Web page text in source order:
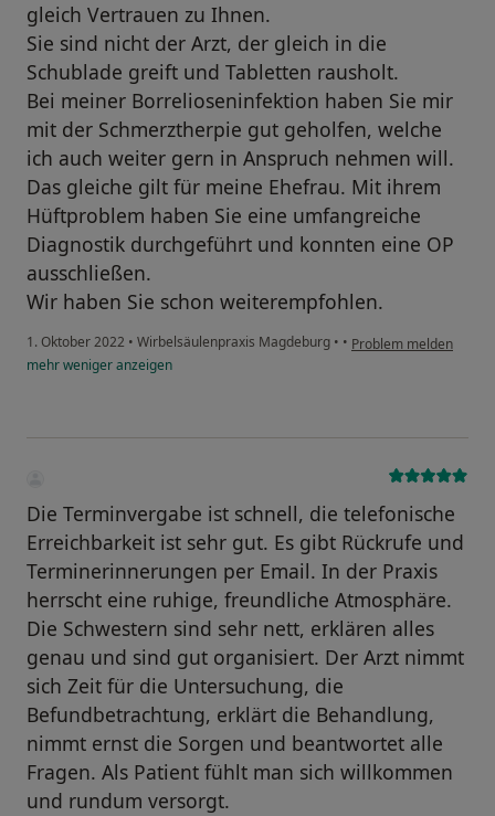
gleich Vertrauen zu Ihnen.
Sie sind nicht der Arzt, der gleich in die
Schublade greift und Tabletten rausholt.
Bei meiner Borrelioseninfektion haben Sie mir
mit der Schmerztherpie gut geholfen, welche
ich auch weiter gern in Anspruch nehmen will.
Das gleiche gilt für meine Ehefrau. Mit ihrem
Hüftproblem haben Sie eine umfangreiche
Diagnostik durchgeführt und konnten eine OP
ausschließen.
Wir haben Sie schon weiterempfohlen.
1. Oktober 2022 • Wirbelsäulenpraxis Magdeburg • • Problem melden
mehrwenigeranzeigen
Die Terminvergabe ist schnell, die telefonische
Erreichbarkeit ist sehr gut. Es gibt Rückrufe und
Terminerinnerungen per Email. In der Praxis
herrscht eine ruhige, freundliche Atmosphäre.
Die Schwestern sind sehr nett, erklären alles
genau und sind gut organisiert. Der Arzt nimmt
sich Zeit für die Untersuchung, die
Befundbetrachtung, erklärt die Behandlung,
nimmt ernst die Sorgen und beantwortet alle
Fragen. Als Patient fühlt man sich willkommen
und rundum versorgt.